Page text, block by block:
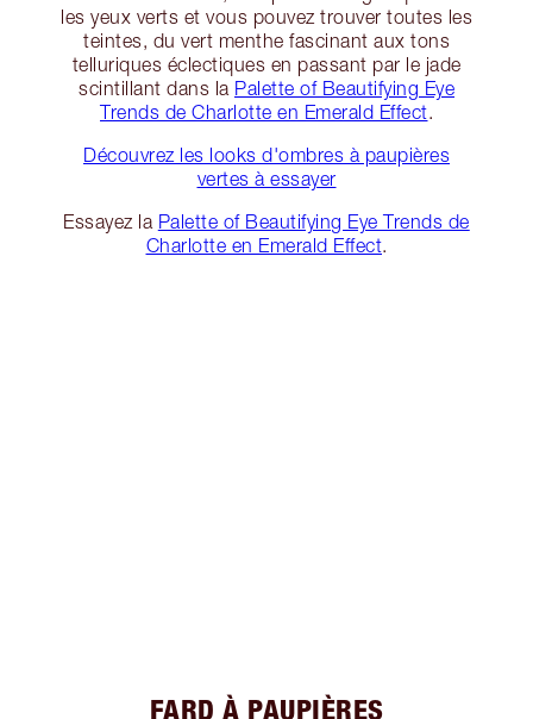
les yeux verts et vous pouvez trouver toutes les
teintes, du vert menthe fascinant aux tons
telluriques éclectiques en passant par le jade
scintillant dans la Palette of Beautifying Eye
Trends de Charlotte en Emerald Effect.
Découvrez les looks d'ombres à paupières
vertes à essayer
Essayez la Palette of Beautifying Eye Trends de
Charlotte en Emerald Effect.
FARD À PAUPIÈRES